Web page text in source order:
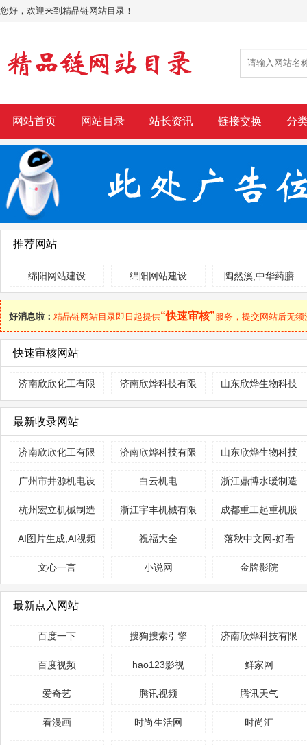
您好，欢迎来到精品链网站目录！
网站首页 网站目录 站长资讯 链接交换 分
推荐网站
绵阳网站建设 绵阳网站建设
陶然溪,中华药膳
好消息啦： 精品链网站目录即日起提供“快速审核”服务，提交网站后无须
快速审核网站
济南欣欣化工有限
济南欣烨科技有限
山东欣烨生物科技
最新收录网站
济南欣欣化工有限
济南欣烨科技有限
山东欣烨生物科技
广州市井源机电设
白云机电
浙江鼎博水暖制造
杭州宏立机械制造
浙江宇丰机械有限
成都重工起重机股
AI图片生成,AI视频
祝福大全
落秋中文网-好看
文心一言 小说网 金牌影院
最新点入网站
百度一下 搜狗搜索引擎
济南欣烨科技有限
百度视频 hao123影视 鲜家网
爱奇艺 腾讯视频 腾讯天气
看漫画 时尚生活网 时尚汇